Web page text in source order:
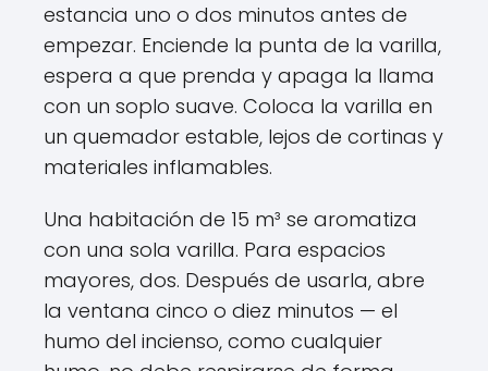
estancia uno o dos minutos antes de
empezar. Enciende la punta de la varilla,
espera a que prenda y apaga la llama
con un soplo suave. Coloca la varilla en
un quemador estable, lejos de cortinas y
materiales inflamables.
Una habitación de 15 m³ se aromatiza
con una sola varilla. Para espacios
mayores, dos. Después de usarla, abre
la ventana cinco o diez minutos — el
humo del incienso, como cualquier